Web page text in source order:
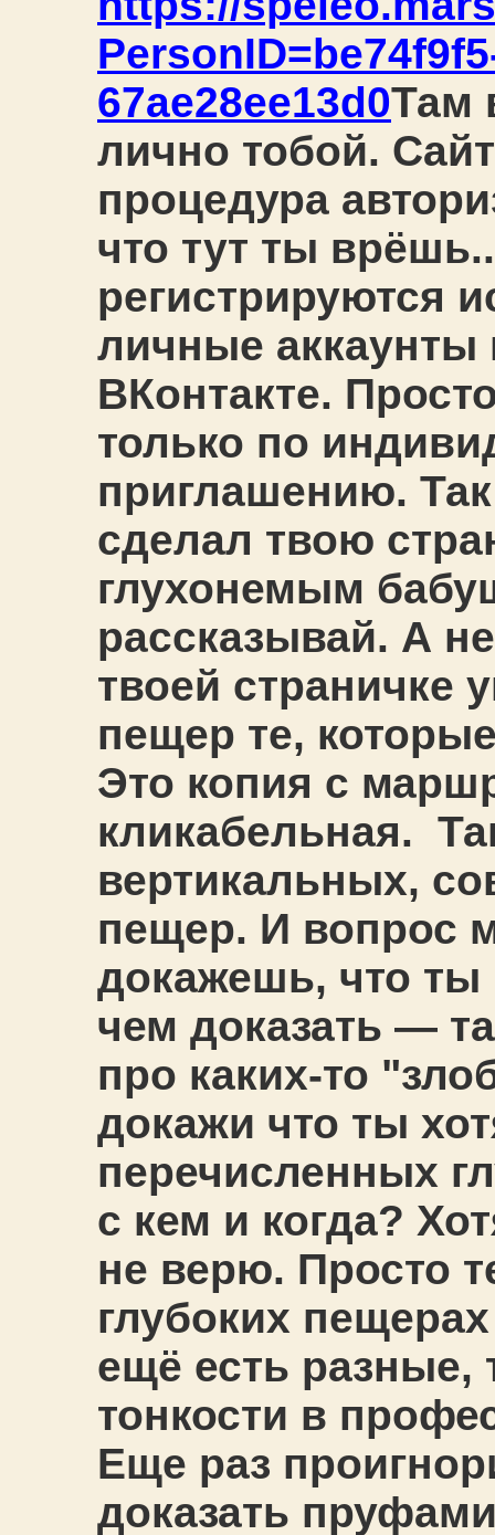
67ae28ee13d0Там
лично тобой.
процедура
что тут ты
регистрируются
личные аккаунты
ВКонтакте.
только по
приглашению. Так
сделал твою
глухонемым
рассказывай. А
твоей страничке
пещер те,
Это копия с
кликабельная.
вертикальных,
пещер. И вопрос
докажешь, что
чем доказать —
про каких-то
докажи что ты
перечисленных
с кем и когда?
не верю. Просто
глубоких
ещё есть разные,
тонкости в
Еще раз
доказать